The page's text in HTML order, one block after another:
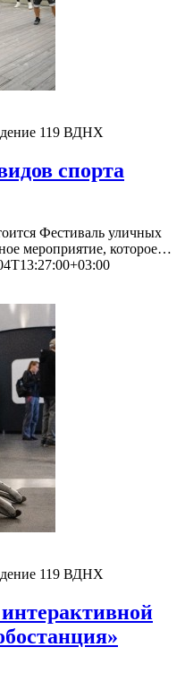
119 ВДНХ
спорта
Фестиваль уличных
мероприятие, которое…
119 ВДНХ